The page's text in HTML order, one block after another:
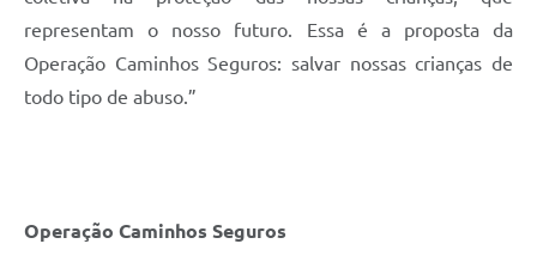
representam o nosso futuro. Essa é a proposta da
Operação Caminhos Seguros: salvar nossas crianças de
todo tipo de abuso.”
Operação Caminhos Seguros